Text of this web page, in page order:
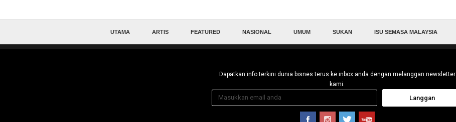
UTAMA ARTIS FEATURED NASIONAL UMUM SUKAN ISU SEMASA MALAYSIA
Dapatkan info terkini dunia bisnes terus ke inbox anda dengan melanggan newsletter
kami.
Langgan